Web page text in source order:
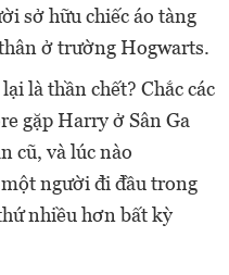
sở hữu chiếc áo tàng
ở trường Hogwarts.
là thần chết? Chắc các
gặp Harry ở Sân Ga
cũ, và lúc nào
người đi đầu trong
nhiều hơn bất kỳ